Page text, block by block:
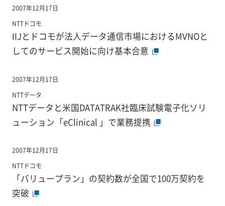
2007年12月17日
NTTドコモ
IIJとドコモが法人データ通信市場におけるMVNOと
してのサービス開始に向け基本合意
2007年12月17日
NTTデータ
NTTデータと米国DATATRAK社臨床試験電子化ソリ
ューション「eClinical 」で業務提携
2007年12月17日
NTTドコモ
「バリュープラン」の契約数が全国で100万契約を
突破